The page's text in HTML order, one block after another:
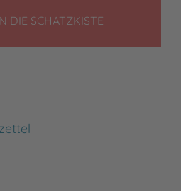
DIE SCHATZKISTELEGEN